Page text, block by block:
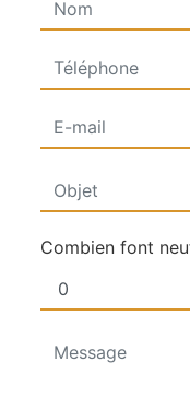
Combien font